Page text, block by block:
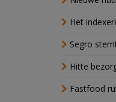
Het
Segro
Hitte
Fastfood